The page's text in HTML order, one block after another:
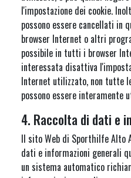
l'impostazione dei cookie.
possono essere cancellati in
browser Internet o altri
possibile in tutti i browser
interessata disattiva
Internet utilizzato, non tutte
possono essere interamente
4. Raccolta di dati e
Il sito Web di Sporthilfe Alto
dati e informazioni generali
un sistema automatico